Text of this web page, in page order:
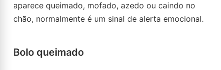
aparece queimado, mofado, azedo ou caindo no
chão, normalmente é um sinal de alerta emocional.
Bolo queimado